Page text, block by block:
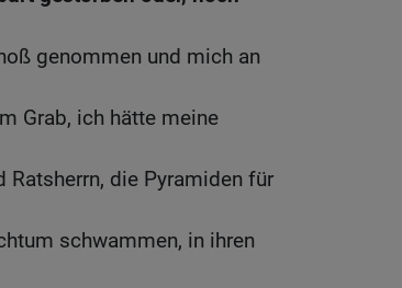
genommen und mich an
Grab, ich hätte meine
die Pyramiden für
schwammen, in ihren